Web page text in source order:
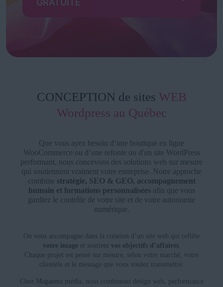
GRATUITE
CONCEPTION de sites WEB
Wordpress au Québec
Que vous ayez besoin d’une boutique en ligne
WooCommerce ou d’une refonte ou d'un site WordPress
performant, nous concevons des solutions web sur mesure
qui soutiennent vraiment votre entreprise. Notre approche
combine stratégie, SEO & GEO, accompagnement
humain et formations personnaliséesafin que vous
gardiez le contrôle de votre site et de votre autonomie
numérique.
On vous accompagne dans la création d’un site web qui reflète
votre imageet soutient vos objectifs d’affaires.
Chaque projet est pensé sur mesure, selon votre marché, votre
clientèle et le message que vous voulez transmettre.
Chez Magaenta média, nous combinons design web, performance